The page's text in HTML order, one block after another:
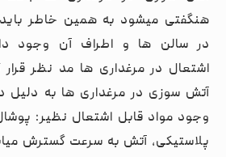
هنگفتی میشود به همین خاطر
در سالن ها و اطراف آن وجود
اشتعال در مرغداری ها مد نظر
آتش سوزی در مرغداری ها به دلیل
وجود مواد قابل اشتعال نظیر:
پلاستیکی، آتش به سرعت گسترش